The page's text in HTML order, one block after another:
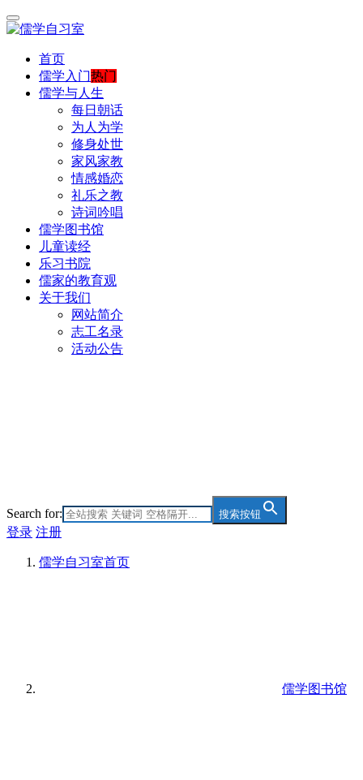
首页
儒学入门热门
儒学与人生
每日朝话
为人为学
修身处世
家风家教
情感婚恋
礼乐之教
诗词吟唱
儒学图书馆
儿童读经
乐习书院
儒家的教育观
关于我们
网站简介
志工名录
活动公告
Search for: 搜索按钮
登录 注册
儒学自习室首页
儒学图书馆